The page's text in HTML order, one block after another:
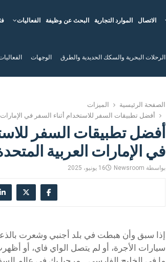
الفعاليات البحث عن وظيفة الموارد التجارية الاتصال
الرحلات البحرية والسكك الحديدية والطرق الوجهات
الصفحة الرئيسية
الميزات
أفضل تطبيقات السفر للاستخدام أثناء السفر في الإمارات
أفضل تطبيقات السفر
في الإمارات العربية
بواسطة Newsroom 16 يونيو، 2025
إذا سبق وأن هبطت في بلد أجنبي وشعرت
سيارات الأجرة، أو لم يتصل الواي فاي، أو